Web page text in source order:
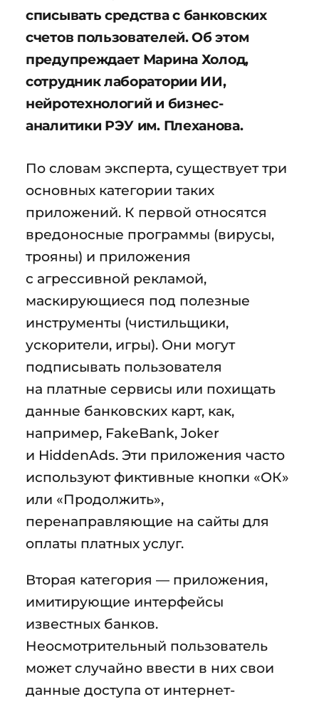
списывать средства с банковских
счетов пользователей. Об этом
предупреждает Марина Холод,
сотрудник лаборатории ИИ,
нейротехнологий и бизнес-
аналитики РЭУ им. Плеханова.
По словам эксперта, существует три
основных категории таких
приложений. К первой относятся
вредоносные программы (вирусы,
трояны) и приложения
с агрессивной рекламой,
маскирующиеся под полезные
инструменты (чистильщики,
ускорители, игры). Они могут
подписывать пользователя
на платные сервисы или похищать
данные банковских карт, как,
например, FakeBank, Joker
и HiddenAds. Эти приложения часто
используют фиктивные кнопки «ОК»
или «Продолжить»,
перенаправляющие на сайты для
оплаты платных услуг.
Вторая категория — приложения,
имитирующие интерфейсы
известных банков.
Неосмотрительный пользователь
может случайно ввести в них свои
данные доступа от интернет-